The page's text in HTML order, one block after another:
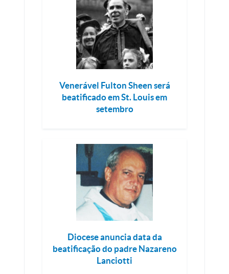
Venerável Fulton Sheen será
beatificado em St. Louis em
setembro
Diocese anuncia data da
beatificação do padre Nazareno
Lanciotti